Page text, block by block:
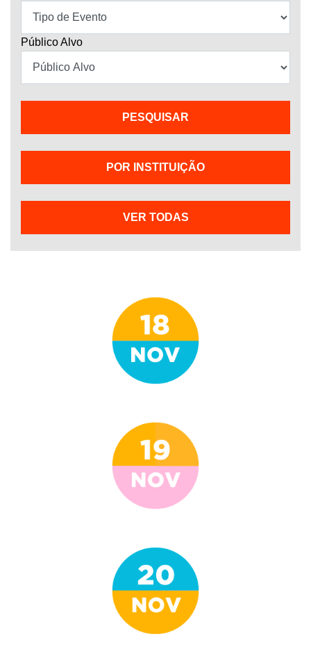
Público Alvo
POR INSTITUIÇÃO
VER TODAS